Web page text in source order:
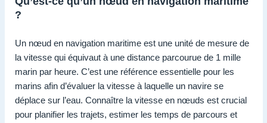
?
Un nœud en navigation maritime est une unité de mesure de
la vitesse qui équivaut à une distance parcourue de 1 mille
marin par heure. C’est une référence essentielle pour les
marins afin d’évaluer la vitesse à laquelle un navire se
déplace sur l’eau. Connaître la vitesse en nœuds est crucial
pour planifier les trajets, estimer les temps de parcours et